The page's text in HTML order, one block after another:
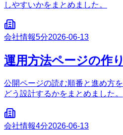
しやすいかをまとめました。
会社情報5分2026-06-13
運用方法ページの作
公開ページの読む順番と進め方
どう設計するかをまとめました。
会社情報4分2026-06-13